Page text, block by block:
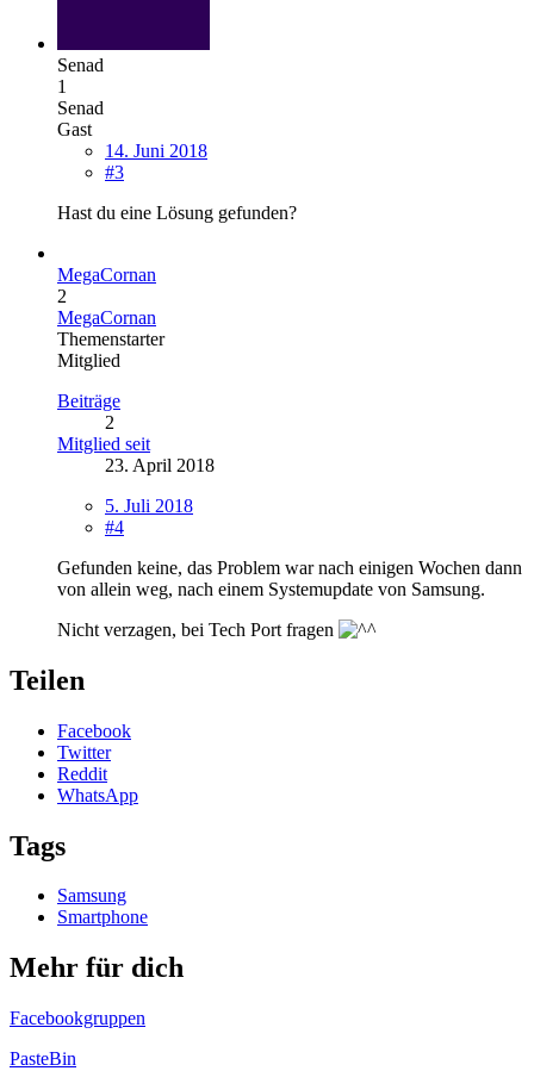
Senad
1
Senad
Gast
14. Juni 2018
#3
Hast du eine Lösung gefunden?
MegaCornan
2
MegaCornan
Themenstarter
Mitglied
Beiträge
2
Mitglied seit
23. April 2018
5. Juli 2018
#4
Gefunden keine, das Problem war nach einigen Wochen dann
von allein weg, nach einem Systemupdate von Samsung.
Nicht verzagen, bei Tech Port fragen
Teilen
Facebook
Twitter
Reddit
WhatsApp
Tags
Samsung
Smartphone
Mehr für dich
Facebookgruppen
PasteBin